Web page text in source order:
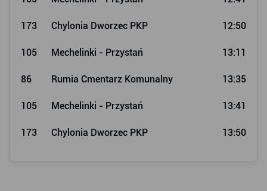
173 Chylonia Dworzec PKP 12:50
105 Mechelinki - Przystań 13:11
86 Rumia Cmentarz Komunalny 13:35
105 Mechelinki - Przystań 13:41
173 Chylonia Dworzec PKP 13:50